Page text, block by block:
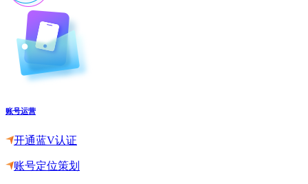
账号运营
开通蓝V认证
账号定位策划